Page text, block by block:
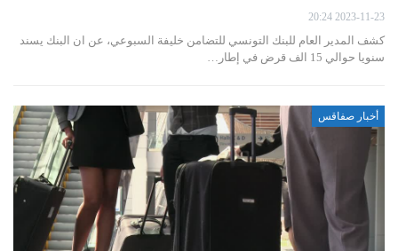
2023-11-23 20:24
كشف المدير العام للبنك التونسي للتضامن خليفة السبوعي، عن ان البنك يسند
سنويا حوالي 15 الف قرض في إطار…
أخبار صفاقس